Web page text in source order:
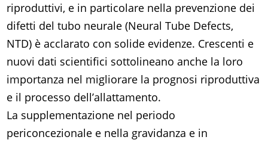
riproduttivi, e in particolare nella prevenzione dei
difetti del tubo neurale (Neural Tube Defects,
NTD) è acclarato con solide evidenze. Crescenti e
nuovi dati scientifici sottolineano anche la loro
importanza nel migliorare la prognosi riproduttiva
e il processo dell’allattamento.
La supplementazione nel periodo
periconcezionale e nella gravidanza e in